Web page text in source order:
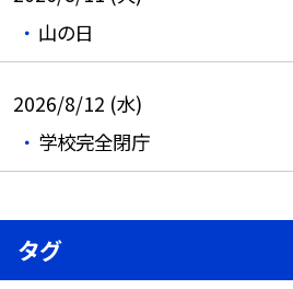
山の日
2026/8/12 (水)
学校完全閉庁
タグ